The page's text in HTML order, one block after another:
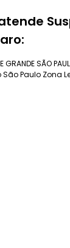
GRANDE SÃO
São Paulo Zona